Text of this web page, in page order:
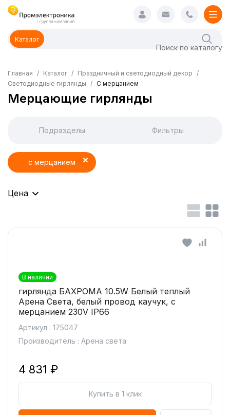
Каталог
Главная Каталог
Праздничный и светодиодный декор
Светодиодные гирлянды
C мерцанием
Мерцающие гирлянды
Подразделы Фильтры
c мерцанием
Цена
В наличии
гирлянда БАХРОМА 10.5W Белый теплый
Арена Света, белый провод каучук, с
мерцанием 230V IP66
Артикул : 175047
Производитель : Арена света
4 831 ₽
Купить в 1 клик